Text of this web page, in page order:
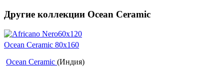
Другие коллекции Ocean Ceramic
Ocean Ceramic 80x160
Ocean Ceramic (Индия)